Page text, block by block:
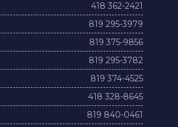
418 362-2421
819 295-3979
819 375-9856
819 295-3782
819 374-4525
418 328-8645
819 840-0461